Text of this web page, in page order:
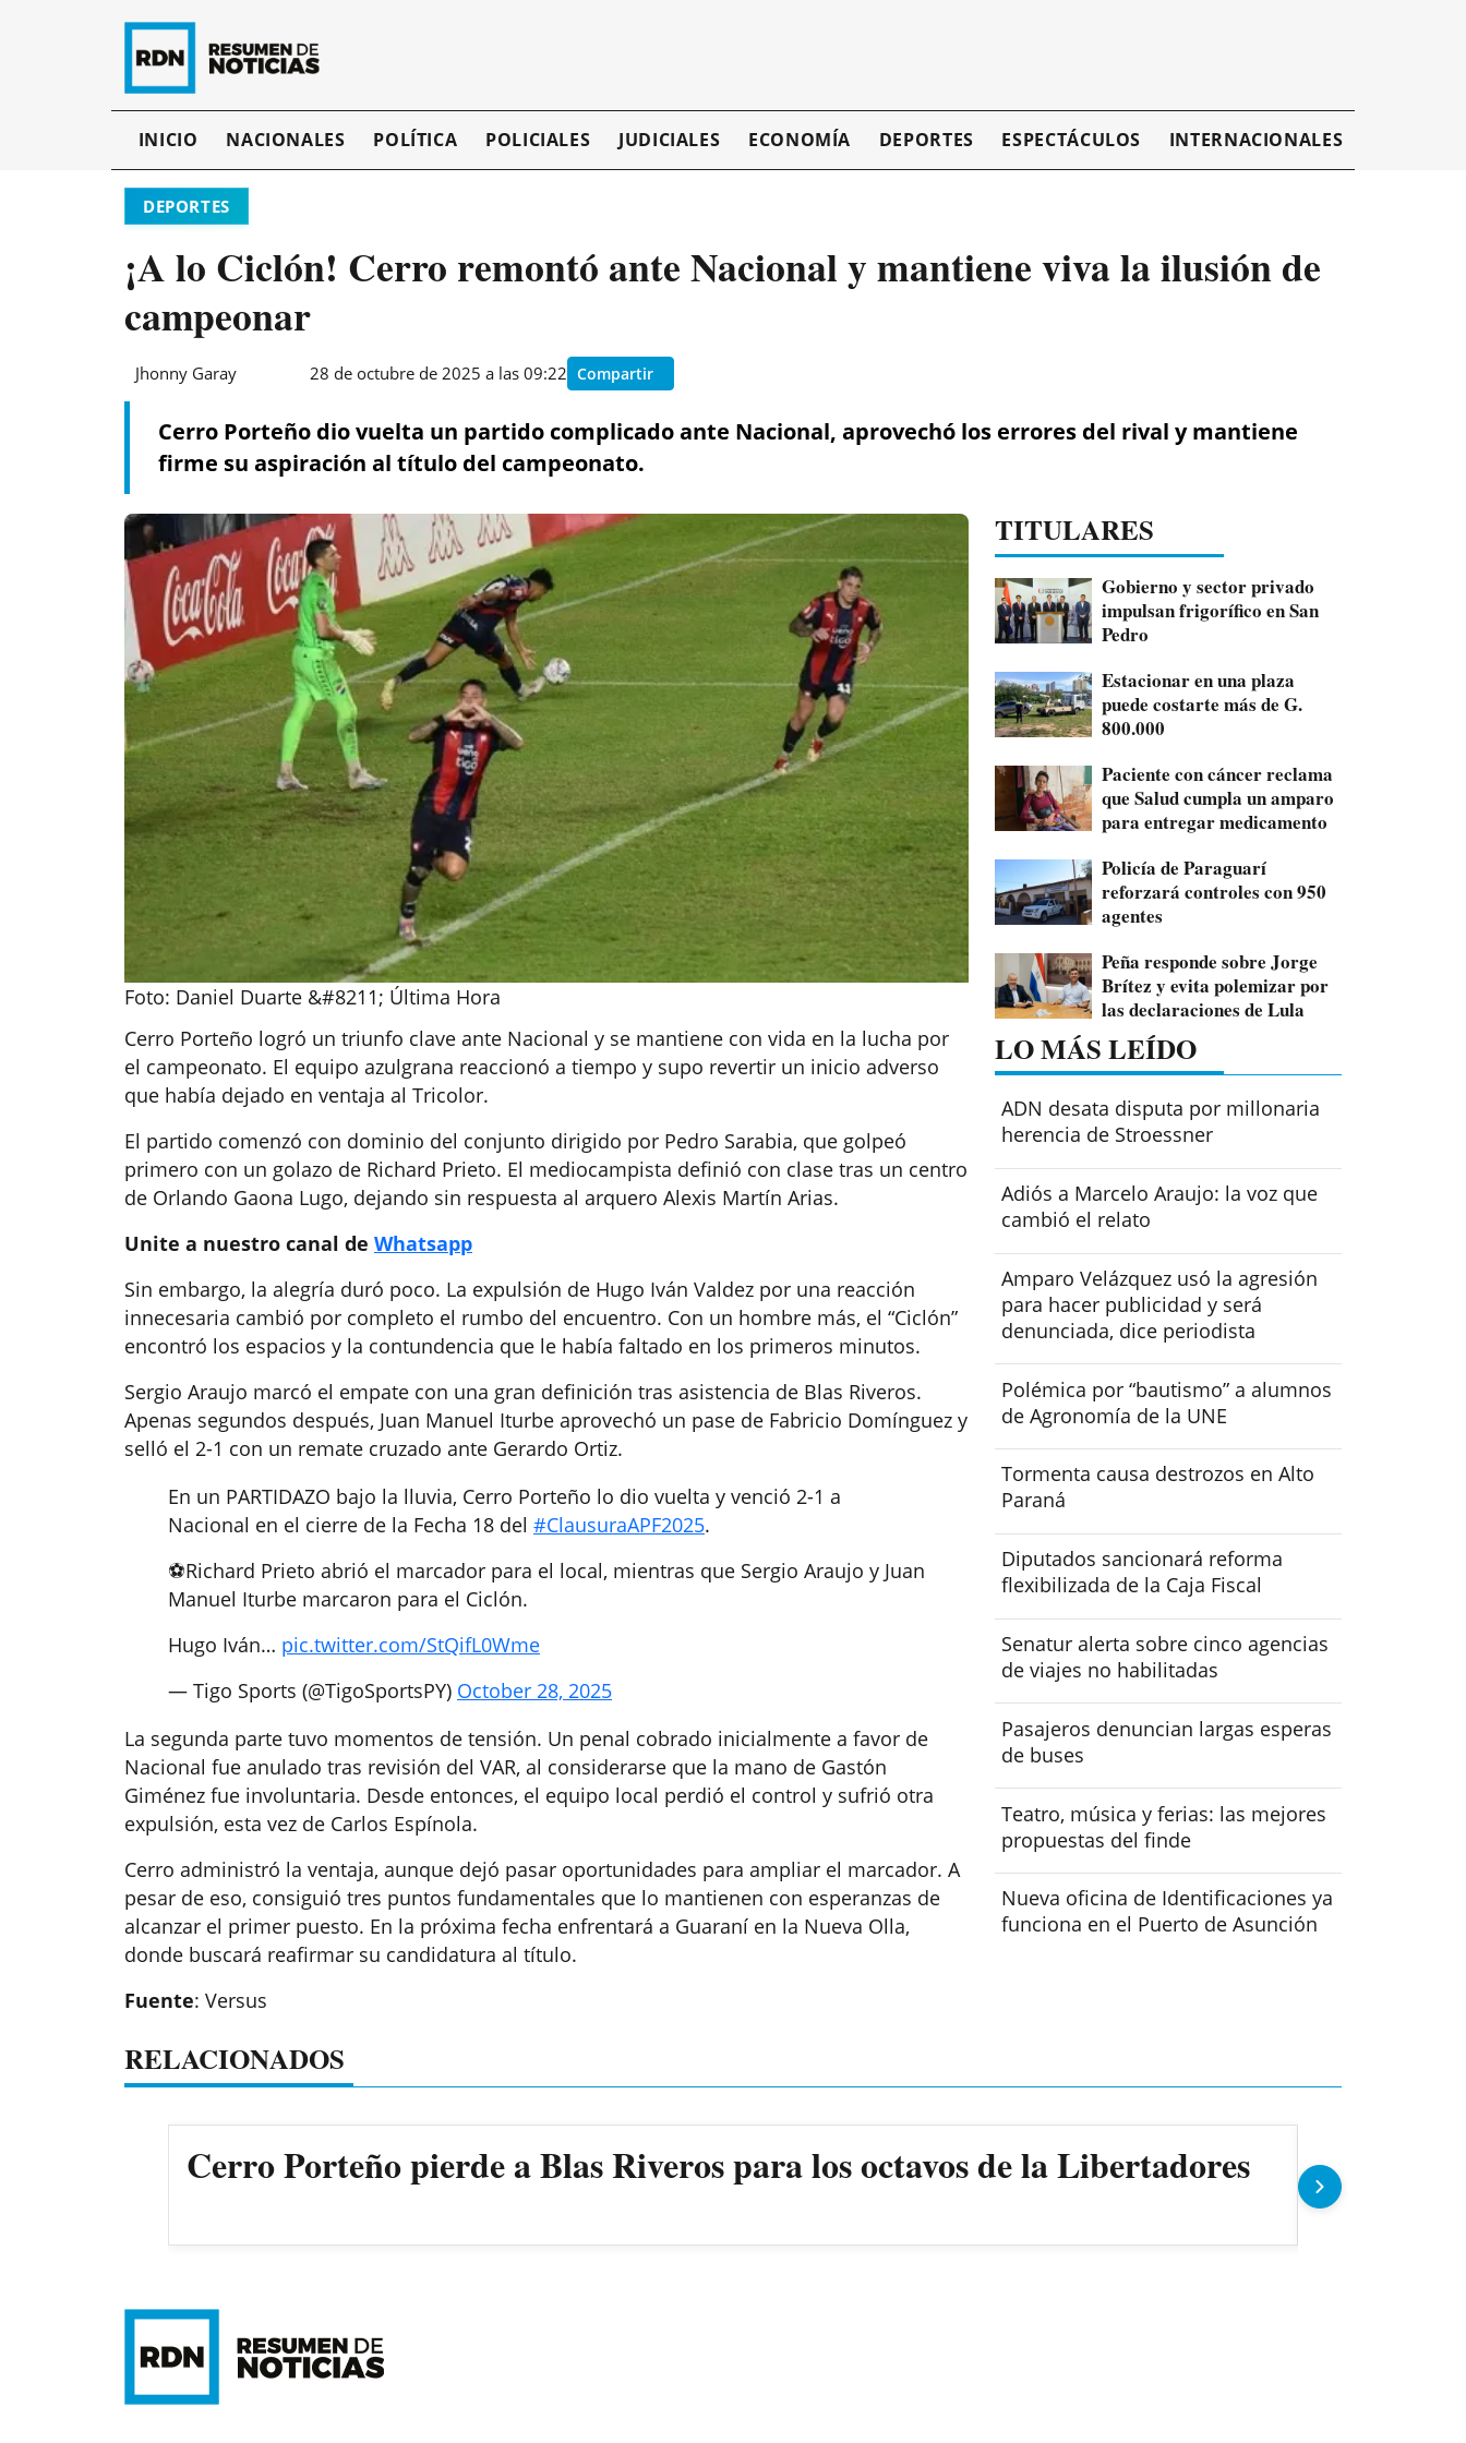
INICIO NACIONALES POLÍTICA POLICIALES JUDICIALES ECONOMÍA DEPORTES ESPECTÁCULOS INTERNACIONALES
DEPORTES
¡A lo Ciclón! Cerro remontó ante Nacional y mantiene viva la ilusión de
campeonar
Jhonny Garay 28 de octubre de 2025 a las 09:22 Compartir
Cerro Porteño dio vuelta un partido complicado ante Nacional, aprovechó los errores del rival y mantiene
firme su aspiración al título del campeonato.
Foto: Daniel Duarte &#8211; Última Hora
Cerro Porteño logró un triunfo clave ante Nacional y se mantiene con vida en la lucha por
el campeonato. El equipo azulgrana reaccionó a tiempo y supo revertir un inicio adverso
que había dejado en ventaja al Tricolor.
El partido comenzó con dominio del conjunto dirigido por Pedro Sarabia, que golpeó
primero con un golazo de Richard Prieto. El mediocampista definió con clase tras un centro
de Orlando Gaona Lugo, dejando sin respuesta al arquero Alexis Martín Arias.
Unite a nuestro canal de Whatsapp
Sin embargo, la alegría duró poco. La expulsión de Hugo Iván Valdez por una reacción
innecesaria cambió por completo el rumbo del encuentro. Con un hombre más, el “Ciclón”
encontró los espacios y la contundencia que le había faltado en los primeros minutos.
Sergio Araujo marcó el empate con una gran definición tras asistencia de Blas Riveros.
Apenas segundos después, Juan Manuel Iturbe aprovechó un pase de Fabricio Domínguez y
selló el 2-1 con un remate cruzado ante Gerardo Ortiz.
En un PARTIDAZO bajo la lluvia, Cerro Porteño lo dio vuelta y venció 2-1 a
Nacional en el cierre de la Fecha 18 del #ClausuraAPF2025.
⚽️Richard Prieto abrió el marcador para el local, mientras que Sergio Araujo y Juan
Manuel Iturbe marcaron para el Ciclón.
Hugo Iván… pic.twitter.com/StQifL0Wme
— Tigo Sports (@TigoSportsPY) October 28, 2025
La segunda parte tuvo momentos de tensión. Un penal cobrado inicialmente a favor de
Nacional fue anulado tras revisión del VAR, al considerarse que la mano de Gastón
Giménez fue involuntaria. Desde entonces, el equipo local perdió el control y sufrió otra
expulsión, esta vez de Carlos Espínola.
Cerro administró la ventaja, aunque dejó pasar oportunidades para ampliar el marcador. A
pesar de eso, consiguió tres puntos fundamentales que lo mantienen con esperanzas de
alcanzar el primer puesto. En la próxima fecha enfrentará a Guaraní en la Nueva Olla,
donde buscará reafirmar su candidatura al título.
Fuente: Versus
TITULARES
Gobierno y sector privado
impulsan frigorífico en San
Pedro
Estacionar en una plaza
puede costarte más de G.
800.000
Paciente con cáncer reclama
que Salud cumpla un amparo
para entregar medicamento
Policía de Paraguarí
reforzará controles con 950
agentes
Peña responde sobre Jorge
Brítez y evita polemizar por
las declaraciones de Lula
LO MÁS LEÍDO
ADN desata disputa por millonaria
herencia de Stroessner
Adiós a Marcelo Araujo: la voz que
cambió el relato
Amparo Velázquez usó la agresión
para hacer publicidad y será
denunciada, dice periodista
Polémica por “bautismo” a alumnos
de Agronomía de la UNE
Tormenta causa destrozos en Alto
Paraná
Diputados sancionará reforma
flexibilizada de la Caja Fiscal
Senatur alerta sobre cinco agencias
de viajes no habilitadas
Pasajeros denuncian largas esperas
de buses
Teatro, música y ferias: las mejores
propuestas del finde
Nueva oficina de Identificaciones ya
funciona en el Puerto de Asunción
RELACIONADOS
Cerro Porteño pierde a Blas Riveros para los octavos de la Libertadores Copa